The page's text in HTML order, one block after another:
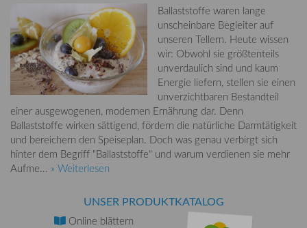
Ballaststoffe waren lange
unscheinbare Begleiter auf
unseren Tellern. Heute wissen
wir: Obwohl sie größtenteils
unverdaulich sind und kaum
Energie liefern, stellen sie einen
unverzichtbaren Bestandteil
einer ausgewogenen, modernen Ernährung dar. Denn
Ballaststoffe wirken sättigend, fördern die natürliche Darmtätigkeit
und bereichern den Speiseplan. Doch was genau verbirgt sich
hinter dem Begriff "Ballaststoffe" und warum verdienen sie mehr
Aufme... » Weiterlesen
UNSER PRODUKTKATALOG
Online blättern